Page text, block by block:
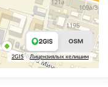
2GIS Лицензиялык келишим